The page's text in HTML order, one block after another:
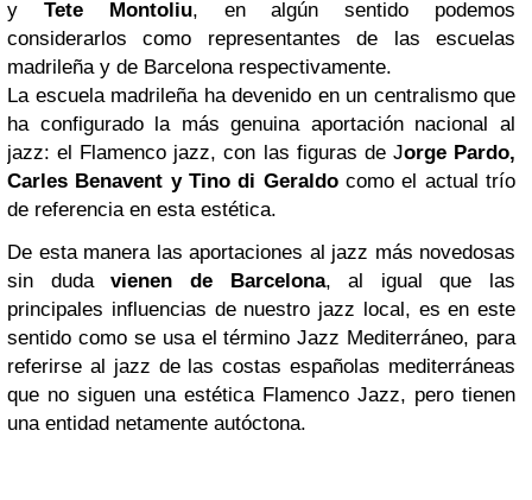
y Tete Montoliu, en algún sentido podemos
considerarlos como representantes de las escuelas
madrileña y de Barcelona respectivamente.
La escuela madrileña ha devenido en un centralismo que
ha configurado la más genuina aportación nacional al
jazz: el Flamenco jazz, con las figuras de Jorge Pardo,
Carles Benavent y Tino di Geraldocomo el actual trío
de referencia en esta estética.
De esta manera las aportaciones al jazz más novedosas
sin dudavienen de Barcelona, al igual que las
principales influencias de nuestro jazz local, es en este
sentido como se usa el término Jazz Mediterráneo, para
referirse al jazz de las costas españolas mediterráneas
que no siguen una estética Flamenco Jazz, pero tienen
una entidad netamente autóctona.